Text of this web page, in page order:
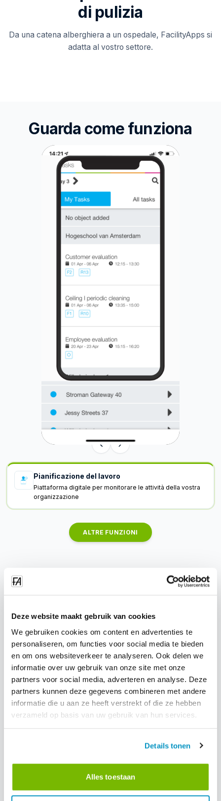
Deze website maakt gebruik van cookies
We gebruiken cookies om content en advertenties te
personaliseren, om functies voor social media te bieden
en om ons websiteverkeer te analyseren. Ook delen we
informatie over uw gebruik van onze site met onze
partners voor social media, adverteren en analyse. Deze
partners kunnen deze gegevens combineren met andere
informatie die u aan ze heeft verstrekt of die ze hebben
verzameld op basis van uw gebruik van hun services.
Details tonen
Alles toestaan
di pulizia
Da una catena alberghiera a un ospedale, FacilityApps si
adatta al vostro settore.
Guarda come funziona
3 di 4
Pianificazione del lavoro
Piattaforma digitale per monitorare le attività della vostra
organizzazione
ALTRE FUNZIONI